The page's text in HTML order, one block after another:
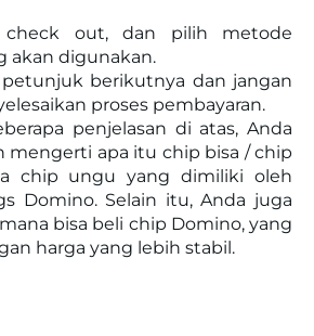
check out, dan pilih metode
akan digunakan.
berikutnya dan jangan
proses pembayaran.
penjelasan di atas, Anda
mengerti apa itu chip bisa / chip
chip ungu yang dimiliki oleh
Domino. Selain itu, Anda juga
bisa beli chip Domino, yang
harga yang lebih stabil.